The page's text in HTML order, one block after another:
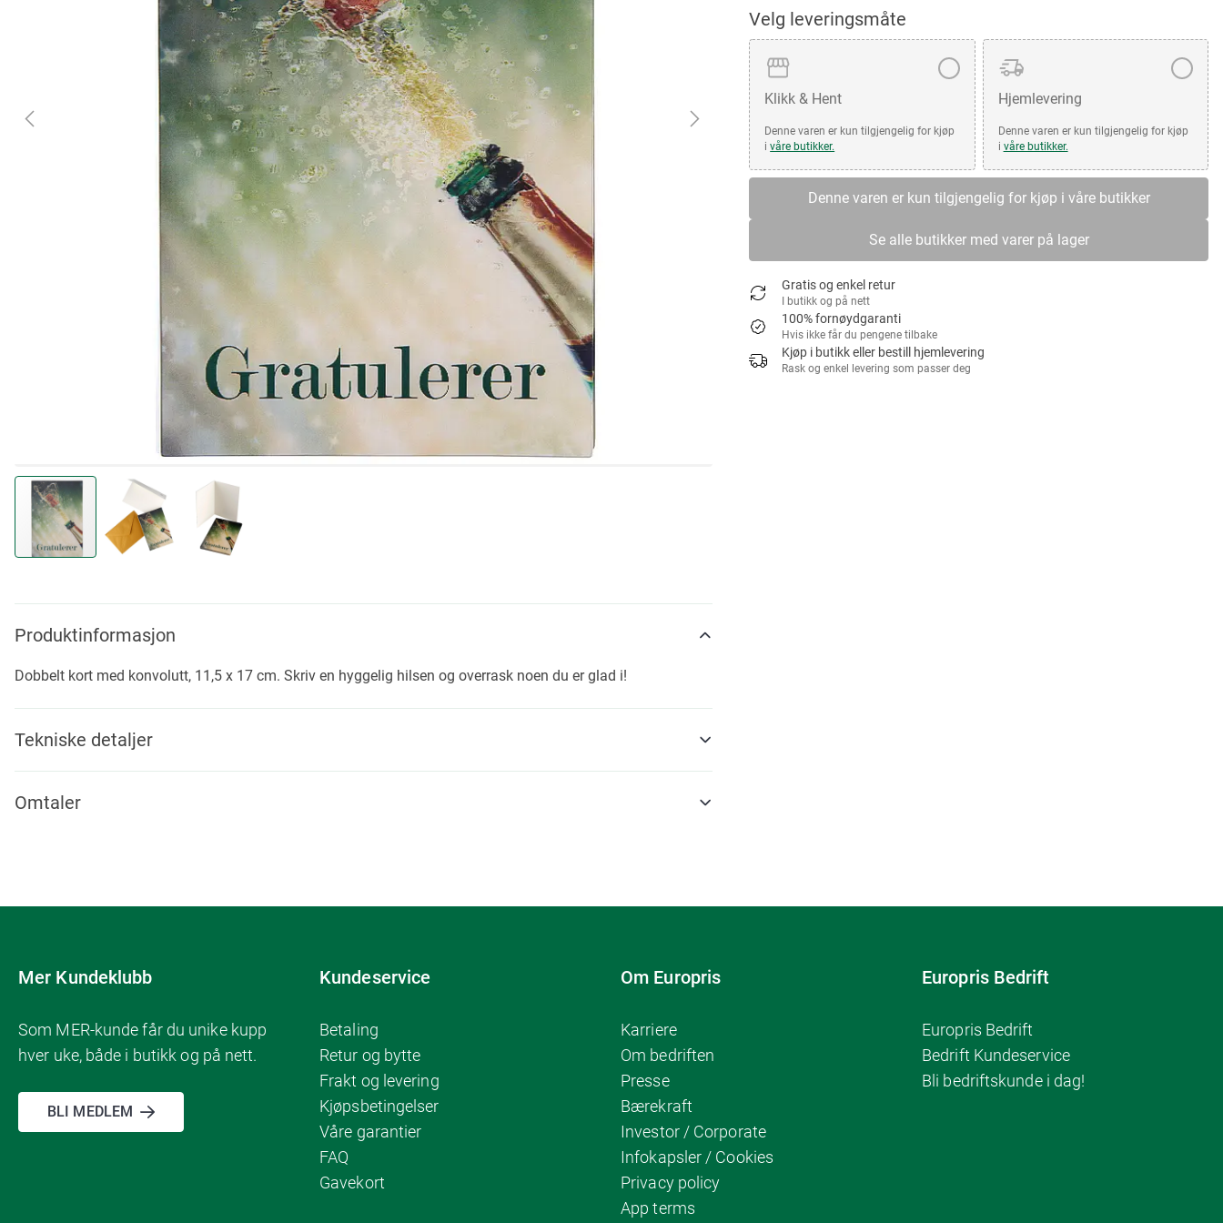
Velg leveringsmåte
Klikk & Hent
Denne varen er kun tilgjengelig for kjøp
ivåre butikker.
Hjemlevering
Denne varen er kun tilgjengelig for kjøp
i våre butikker.
Denne varen er kun tilgjengelig for kjøp i våre butikker
Se alle butikker med varer på lager
Gratis og enkel retur
I butikk og på nett
100% fornøydgaranti
Hvis ikke får du pengene tilbake
Kjøp i butikk eller bestill hjemlevering
Rask og enkel levering som passer deg
the
beginning
the
gallery
Produktinformasjon
Dobbelt kort med konvolutt, 11,5 x 17 cm. Skriv en hyggelig hilsen og overrask noen du er glad i!
Tekniske detaljer
Omtaler
Mer Kundeklubb
Som MER-kunde får du unike kupp
hver uke, både i butikk og på nett.
BLI MEDLEM
Kundeservice
Betaling
Retur og bytte
Frakt og levering
Kjøpsbetingelser
Våre garantier
FAQ
Gavekort
Om Europris
Karriere
Om bedriften
Presse
Bærekraft
Investor / Corporate
Infokapsler / Cookies
Privacy policy
App terms
Europris Bedrift
Europris Bedrift
Bedrift Kundeservice
Bli bedriftskunde i dag!